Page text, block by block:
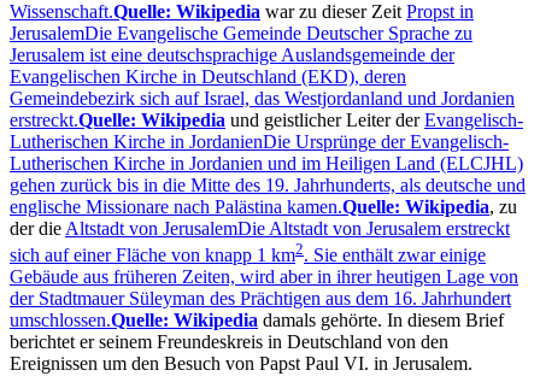
Wissenschaft.Quelle: Wikipedia war zu dieser Zeit Propst in
JerusalemDie Evangelische Gemeinde Deutscher Sprache zu
Jerusalem ist eine deutschsprachige Auslandsgemeinde der
Evangelischen Kirche in Deutschland (EKD), deren
Gemeindebezirk sich auf Israel, das Westjordanland und Jordanien
erstreckt.Quelle: Wikipedia und geistlicher Leiter derEvangelisch-
Lutherischen Kirche in JordanienDie Ursprünge der Evangelisch-
Lutherischen Kirche in Jordanien und im Heiligen Land (ELCJHL)
gehen zurück bis in die Mitte des 19. Jahrhunderts, als deutsche und
englische Missionare nach Palästina kamen.Quelle: Wikipedia, zu
der die Altstadt von JerusalemDie Altstadt von Jerusalem erstreckt
sich auf einer Fläche von knapp 1 km2. Sie enthält zwar einige
Gebäude aus früheren Zeiten, wird aber in ihrer heutigen Lage von
der Stadtmauer Süleyman des Prächtigen aus dem 16. Jahrhundert
umschlossen.Quelle: Wikipedia damals gehörte. In diesem Brief
berichtet er seinem Freundeskreis in Deutschland von den
Ereignissen um den Besuch von Papst Paul VI. in Jerusalem.